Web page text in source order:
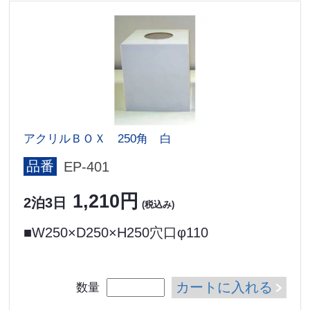
アクリルＢＯＸ 250角 白
品番 EP-401
2泊3日 1,210円 (税込み)
■W250×D250×H250穴口φ110
数量 カートに入れる